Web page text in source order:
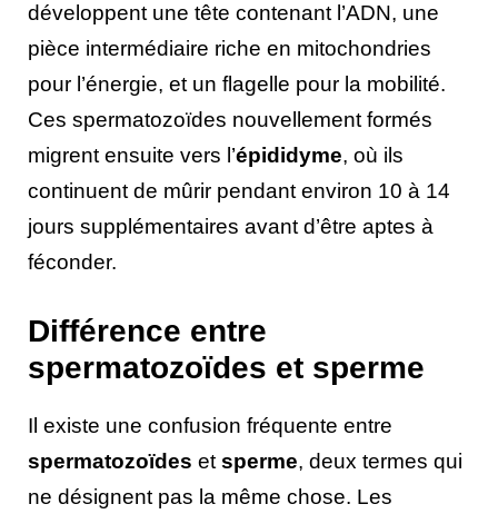
développent une tête contenant l’ADN, une
pièce intermédiaire riche en mitochondries
pour l’énergie, et un flagelle pour la mobilité.
Ces spermatozoïdes nouvellement formés
migrent ensuite vers l’épididyme, où ils
continuent de mûrir pendant environ 10 à 14
jours supplémentaires avant d’être aptes à
féconder.
Différence entre
spermatozoïdes et sperme
Il existe une confusion fréquente entre
spermatozoïdes et sperme, deux termes qui
ne désignent pas la même chose. Les